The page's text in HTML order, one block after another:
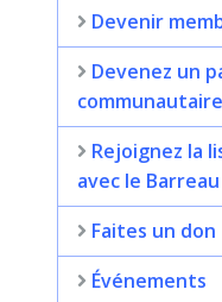
Devenir
Devenez un
communautaire
Rejoignez la
avec le
Faites un don
Événements